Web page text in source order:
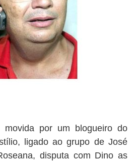
movida por um blogueiro do
ligado ao grupo de José
disputa com Dino as